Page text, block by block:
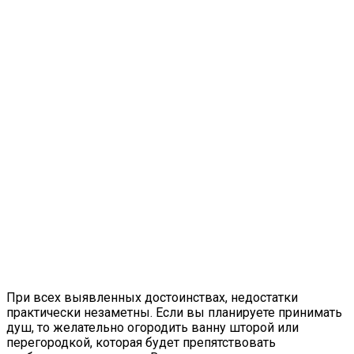
При всех выявленных достоинствах, недостатки
практически незаметны. Если вы планируете принимать
душ, то желательно огородить ванну шторой или
перегородкой, которая будет препятствовать